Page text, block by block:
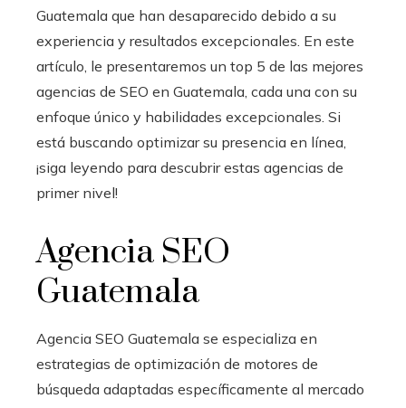
Guatemala que han desaparecido debido a su
experiencia y resultados excepcionales. En este
artículo, le presentaremos un top 5 de las mejores
agencias de SEO en Guatemala, cada una con su
enfoque único y habilidades excepcionales. Si
está buscando optimizar su presencia en línea,
¡siga leyendo para descubrir estas agencias de
primer nivel!
Agencia SEO
Guatemala
Agencia SEO Guatemala se especializa en
estrategias de optimización de motores de
búsqueda adaptadas específicamente al mercado